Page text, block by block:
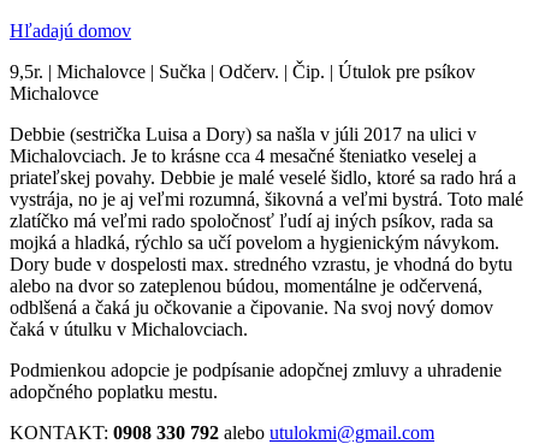
Hľadajú domov
9,5r. | Michalovce | Sučka | Odčerv. | Čip. | Útulok pre psíkov
Michalovce
Debbie (sestrička Luisa a Dory) sa našla v júli 2017 na ulici v
Michalovciach. Je to krásne cca 4 mesačné šteniatko veselej a
priateľskej povahy. Debbie je malé veselé šidlo, ktoré sa rado hrá a
vystrája, no je aj veľmi rozumná, šikovná a veľmi bystrá. Toto malé
zlatíčko má veľmi rado spoločnosť ľudí aj iných psíkov, rada sa
mojká a hladká, rýchlo sa učí povelom a hygienickým návykom.
Dory bude v dospelosti max. stredného vzrastu, je vhodná do bytu
alebo na dvor so zateplenou búdou, momentálne je odčervená,
odblšená a čaká ju očkovanie a čipovanie. Na svoj nový domov
čaká v útulku v Michalovciach.
Podmienkou adopcie je podpísanie adopčnej zmluvy a uhradenie
adopčného poplatku mestu.
KONTAKT: 0908 330 792 alebo utulokmi@gmail.com